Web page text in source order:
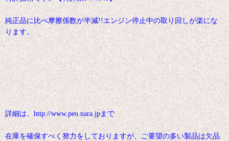
純正品に比べ摩擦係数が半減!!エンジン停止中の取り回しが楽にな
ります。
詳細は、http://www.peo.nara.jpまで
在庫を確保すべく努力をしておりますが、ご要望の多い製品は欠品